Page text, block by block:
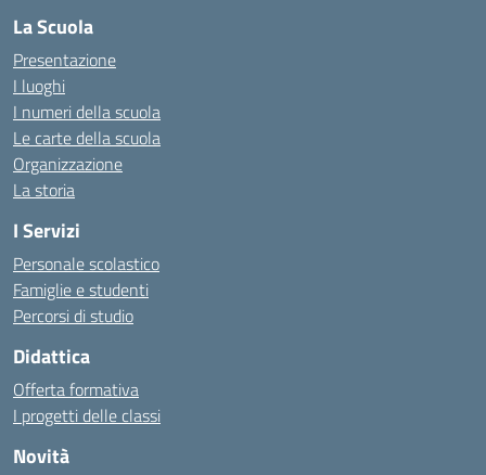
La Scuola
Presentazione
I luoghi
I numeri della scuola
Le carte della scuola
Organizzazione
La storia
I Servizi
Personale scolastico
Famiglie e studenti
Percorsi di studio
Didattica
Offerta formativa
I progetti delle classi
Novità